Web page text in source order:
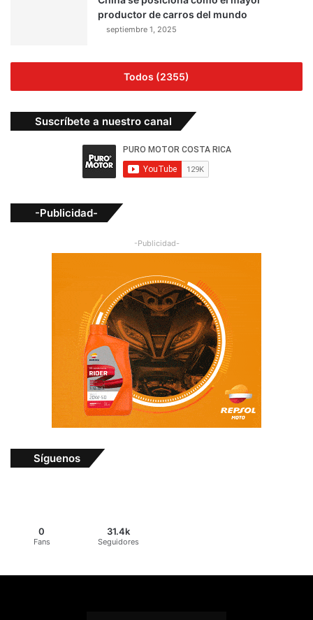
productor de carros del mundo
septiembre 1, 2025
Todos (2355)
Suscríbete a nuestro canal
-Publicidad-
-Publicidad-
Síguenos
0
Fans
31.4k
Seguidores